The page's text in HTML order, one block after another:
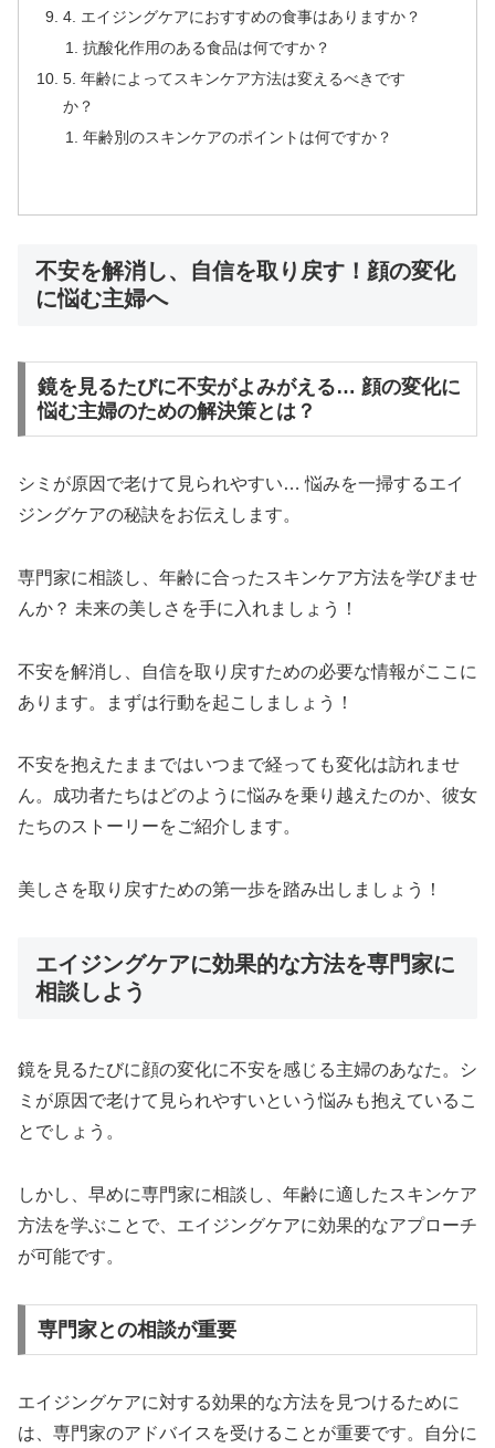
4. エイジングケアにおすすめの食事はありますか？
抗酸化作用のある食品は何ですか？
5. 年齢によってスキンケア方法は変えるべきです
か？
年齢別のスキンケアのポイントは何ですか？
不安を解消し、自信を取り戻す！顔の変化
に悩む主婦へ
鏡を見るたびに不安がよみがえる… 顔の変化に
悩む主婦のための解決策とは？
シミが原因で老けて見られやすい… 悩みを一掃するエイ
ジングケアの秘訣をお伝えします。
専門家に相談し、年齢に合ったスキンケア方法を学びませ
んか？ 未来の美しさを手に入れましょう！
不安を解消し、自信を取り戻すための必要な情報がここに
あります。まずは行動を起こしましょう！
不安を抱えたままではいつまで経っても変化は訪れませ
ん。成功者たちはどのように悩みを乗り越えたのか、彼女
たちのストーリーをご紹介します。
美しさを取り戻すための第一歩を踏み出しましょう！
エイジングケアに効果的な方法を専門家に
相談しよう
鏡を見るたびに顔の変化に不安を感じる主婦のあなた。シ
ミが原因で老けて見られやすいという悩みも抱えているこ
とでしょう。
しかし、早めに専門家に相談し、年齢に適したスキンケア
方法を学ぶことで、エイジングケアに効果的なアプローチ
が可能です。
専門家との相談が重要
エイジングケアに対する効果的な方法を見つけるために
は、専門家のアドバイスを受けることが重要です。自分に